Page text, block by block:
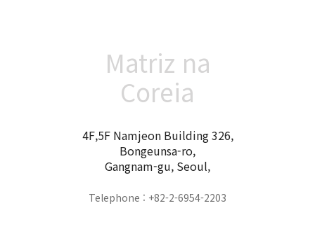
Matriz na
Coreia
4F,5F Namjeon Building 326,
Bongeunsa-ro,
Gangnam-gu, Seoul,
Telephone : +82-2-6954-2203